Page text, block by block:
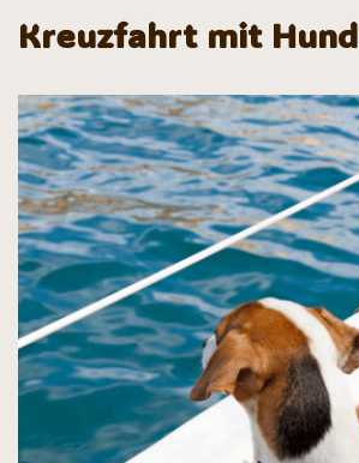
Kreuzfahrt mit Hund